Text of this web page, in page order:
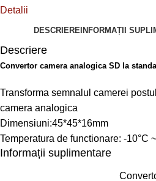
Detalii
DESCRIERE INFORMAȚII
Descriere
Convertor camera analogica SD la
Transforma semnalul camerei
camera analogica
Dimensiuni:45*45*16mm
Temperatura de functionare: -10°C
Informații suplimentare